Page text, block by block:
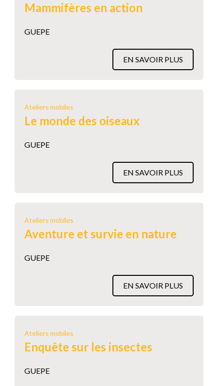
Mammifères en action
GUEPE
EN SAVOIR PLUS
Ateliers mobiles
Le monde des oiseaux
GUEPE
EN SAVOIR PLUS
Ateliers mobiles
Aventure et survie en nature
GUEPE
EN SAVOIR PLUS
Ateliers mobiles
Enquête sur les insectes
GUEPE